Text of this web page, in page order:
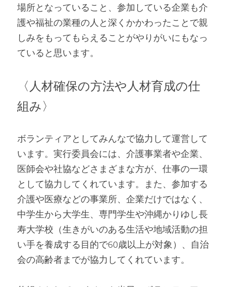
場所となっていること、参加している企業も介
護や福祉の業種の人と深くかかわったことで親
しみをもってもらえることがやりがいにもなっ
ていると思います。
〈人材確保の方法や人材育成の仕
組み〉
ボランティアとしてみんなで協力して運営して
います。実行委員会には、介護事業者や企業、
医師会や社協などさまざまな方が、仕事の一環
として協力してくれています。また、参加する
介護や医療などの事業所、企業だけではなく、
中学生から大学生、専門学生や沖縄かりゆし長
寿大学校（生きがいのある生活や地域活動の担
い手を養成する目的で60歳以上が対象）、自治
会の高齢者までが協力してくれています。